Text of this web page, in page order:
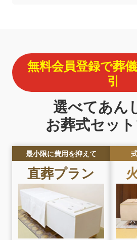
無料会員登録で葬
引
選べてあん
お葬式セッ
最小限に費用を抑えて
直葬プラン